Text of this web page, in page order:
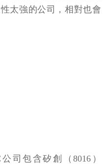
太強的公司，相對也會
司包含矽創（8016）